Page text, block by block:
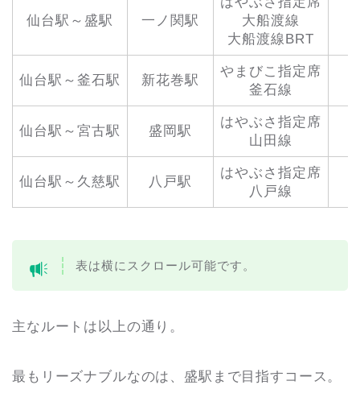
仙台駅～盛駅 一ノ関駅
大船渡線
大船渡線BRT
仙台駅～釜石駅 新花巻駅
やまびこ指定席
釜石線
仙台駅～宮古駅 盛岡駅
はやぶさ指定席
山田線
仙台駅～久慈駅 八戸駅
はやぶさ指定席
八戸線
表は横にスクロール可能です。
主なルートは以上の通り。
最もリーズナブルなのは、盛駅まで目指すコース。